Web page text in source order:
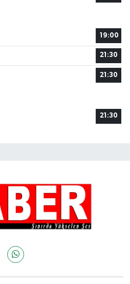
19:00
21:30
21:30
21:30